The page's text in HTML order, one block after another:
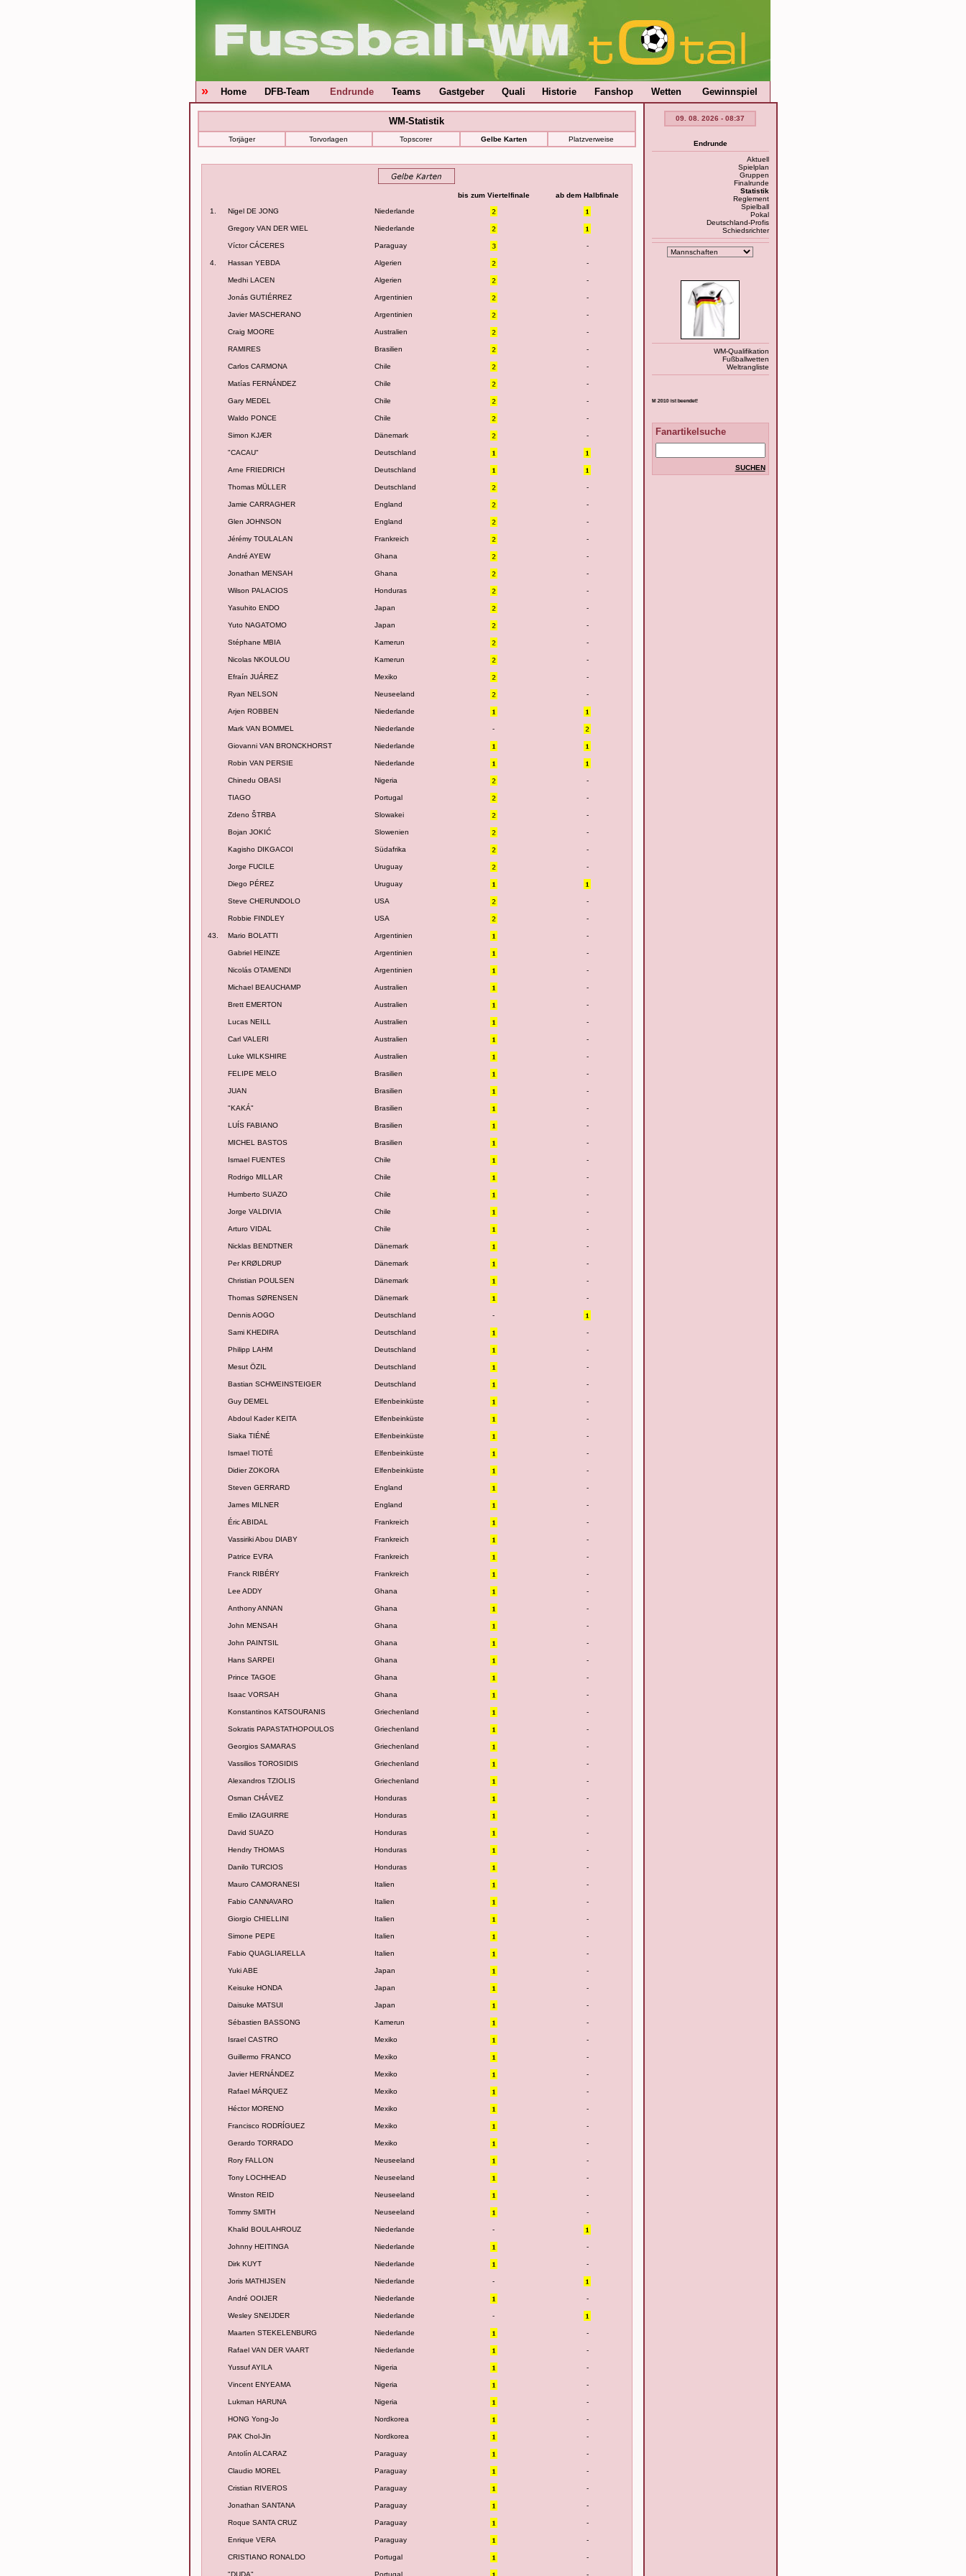
» Home DFB-Team Endrunde Teams Gastgeber Quali Historie Fanshop Wetten Gewinnspiel
WM-Statistik
Torjäger Torvorlagen Topscorer Gelbe Karten Platzverweise
bis zum Viertelfinale
ab dem Halbfinale
1.
Nigel DE JONG Niederlande
Gregory VAN DER WIEL Niederlande
Víctor CÁCERES Paraguay -
4. Hassan YEBDA Algerien -
Medhi LACEN Algerien -
Jonás GUTIÉRREZ Argentinien -
Javier MASCHERANO Argentinien -
Craig MOORE Australien -
RAMIRES Brasilien -
Carlos CARMONA Chile -
Matías FERNÁNDEZ Chile -
Gary MEDEL Chile -
Waldo PONCE Chile -
Simon KJÆR Dänemark -
"CACAU" Deutschland
Arne FRIEDRICH Deutschland
Thomas MÜLLER Deutschland -
Jamie CARRAGHER England -
Glen JOHNSON England -
Jérémy TOULALAN Frankreich -
André AYEW Ghana -
Jonathan MENSAH Ghana -
Wilson PALACIOS Honduras -
Yasuhito ENDO Japan -
Yuto NAGATOMO Japan -
Stéphane MBIA Kamerun -
Nicolas NKOULOU Kamerun -
Efraín JUÁREZ Mexiko -
Ryan NELSON Neuseeland -
Arjen ROBBEN Niederlande
Mark VAN BOMMEL Niederlande -
Giovanni VAN BRONCKHORST Niederlande
Robin VAN PERSIE Niederlande
Chinedu OBASI Nigeria -
TIAGO Portugal -
Zdeno ŠTRBA Slowakei -
Bojan JOKIĆ Slowenien -
Kagisho DIKGACOI Südafrika -
Jorge FUCILE Uruguay -
Diego PÉREZ Uruguay
Steve CHERUNDOLO USA -
Robbie FINDLEY USA -
43. Mario BOLATTI Argentinien -
Gabriel HEINZE Argentinien -
Nicolás OTAMENDI Argentinien -
Michael BEAUCHAMP Australien -
Brett EMERTON Australien -
Lucas NEILL Australien -
Carl VALERI Australien -
Luke WILKSHIRE Australien -
FELIPE MELO Brasilien -
JUAN Brasilien -
"KAKÁ" Brasilien -
LUÍS FABIANO Brasilien -
MICHEL BASTOS Brasilien -
Ismael FUENTES Chile -
Rodrigo MILLAR Chile -
Humberto SUAZO Chile -
Jorge VALDIVIA Chile -
Arturo VIDAL Chile -
Nicklas BENDTNER Dänemark -
Per KRØLDRUP Dänemark -
Christian POULSEN Dänemark -
Thomas SØRENSEN Dänemark -
Dennis AOGO Deutschland -
Sami KHEDIRA Deutschland -
Philipp LAHM Deutschland -
Mesut ÖZIL Deutschland -
Bastian SCHWEINSTEIGER Deutschland -
Guy DEMEL Elfenbeinküste -
Abdoul Kader KEITA Elfenbeinküste -
Siaka TIÉNÉ Elfenbeinküste -
Ismael TIOTÉ Elfenbeinküste -
Didier ZOKORA Elfenbeinküste -
Steven GERRARD England -
James MILNER England -
Éric ABIDAL Frankreich -
Vassiriki Abou DIABY Frankreich -
Patrice EVRA Frankreich -
Franck RIBÉRY Frankreich -
Lee ADDY Ghana -
Anthony ANNAN Ghana -
John MENSAH Ghana -
John PAINTSIL Ghana -
Hans SARPEI Ghana -
Prince TAGOE Ghana -
Isaac VORSAH Ghana -
Konstantinos KATSOURANIS Griechenland -
Sokratis PAPASTATHOPOULOS Griechenland -
Georgios SAMARAS Griechenland -
Vassilios TOROSIDIS Griechenland -
Alexandros TZIOLIS Griechenland -
Osman CHÁVEZ Honduras -
Emilio IZAGUIRRE Honduras -
David SUAZO Honduras -
Hendry THOMAS Honduras -
Danilo TURCIOS Honduras -
Mauro CAMORANESI Italien -
Fabio CANNAVARO Italien -
Giorgio CHIELLINI Italien -
Simone PEPE Italien -
Fabio QUAGLIARELLA Italien -
Yuki ABE Japan -
Keisuke HONDA Japan -
Daisuke MATSUI Japan -
Sébastien BASSONG Kamerun -
Israel CASTRO Mexiko -
Guillermo FRANCO Mexiko -
Javier HERNÁNDEZ Mexiko -
Rafael MÁRQUEZ Mexiko -
Héctor MORENO Mexiko -
Francisco RODRÍGUEZ Mexiko -
Gerardo TORRADO Mexiko -
Rory FALLON Neuseeland -
Tony LOCHHEAD Neuseeland -
Winston REID Neuseeland -
Tommy SMITH Neuseeland -
Khalid BOULAHROUZ Niederlande -
Johnny HEITINGA Niederlande -
Dirk KUYT Niederlande -
Joris MATHIJSEN Niederlande -
André OOIJER Niederlande -
Wesley SNEIJDER Niederlande -
Maarten STEKELENBURG Niederlande -
Rafael VAN DER VAART Niederlande -
Yussuf AYILA Nigeria -
Vincent ENYEAMA Nigeria -
Lukman HARUNA Nigeria -
HONG Yong-Jo Nordkorea -
PAK Chol-Jin Nordkorea -
Antolín ALCARAZ Paraguay -
Claudio MOREL Paraguay -
Cristian RIVEROS Paraguay -
Jonathan SANTANA Paraguay -
Roque SANTA CRUZ Paraguay -
Enrique VERA Paraguay -
CRISTIANO RONALDO Portugal -
"DUDA" Portugal -
09. 08. 2026 - 08:37
Endrunde
Aktuell
Spielplan
Gruppen
Finalrunde
Statistik
Reglement
Spielball
Pokal
Deutschland-Profis
Schiedsrichter
WM-Qualifikation
Fußballwetten
Weltrangliste
Die Fußball-WM 2010 ist beendet!
Fanartikelsuche
SUCHEN